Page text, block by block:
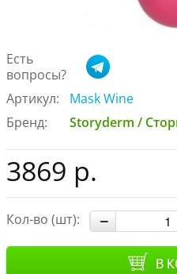
Есть
вопросы?
Артикул:
Mask Wine
Бренд:
Storyderm /
3869 р.
Кол-во (шт):
В